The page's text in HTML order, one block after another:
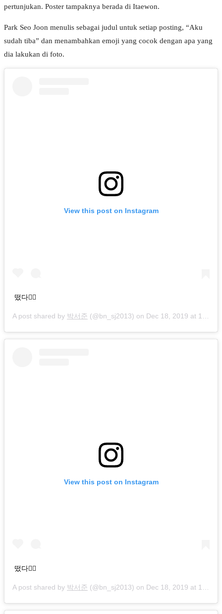
pertunjukan. Poster tampaknya berada di Itaewon.
Park Seo Joon menulis sebagai judul untuk setiap posting, “Aku
sudah tiba” dan menambahkan emoji yang cocok dengan apa yang
dia lakukan di foto.
View this post on Instagram
떴다✌🏻
A post shared by 박서준 (@bn_sj2013) on Dec 18, 2019 at 10:33pm PST
View this post on Instagram
떴다👈🏻
A post shared by 박서준 (@bn_sj2013) on Dec 18, 2019 at 10:35pm PST